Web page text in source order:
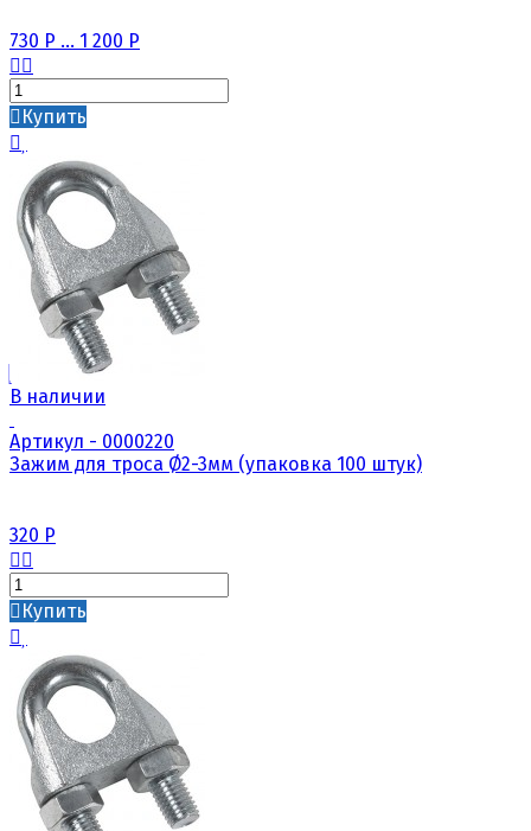
730 Р ... 1 200 Р
Купить
В наличии
Артикул - 0000220
Зажим для троса Ø2-3мм (упаковка 100 штук)
320 Р
Купить